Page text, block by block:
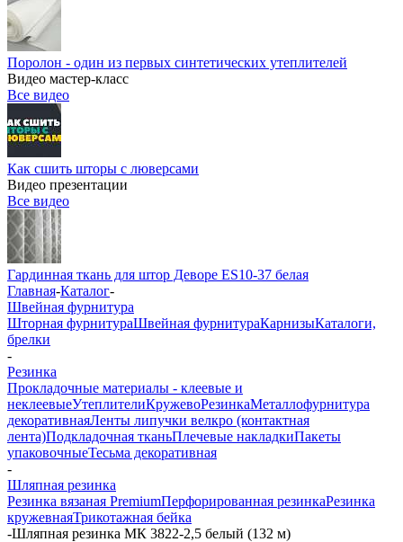
Поролон - один из первых синтетических утеплителей
Видео мастер-класс
Все видео
Как сшить шторы с люверсами
Видео презентации
Все видео
Гардинная ткань для штор Деворе ES10-37 белая
Главная-Каталог-
Швейная фурнитура
Шторная фурнитураШвейная фурнитураКарнизыКаталоги,
брелки
-
Резинка
Прокладочные материалы - клеевые и
неклеевыеУтеплителиКружевоРезинкаМеталлофурнитура
декоративнаяЛенты липучки велкро (контактная
лента)Подкладочная тканьПлечевые накладкиПакеты
упаковочныеТесьма декоративная
-
Шляпная резинка
Резинка вязаная PremiumПерфорированная резинкаРезинка
кружевнаяТрикотажная бейка
-Шляпная резинка МК 3822-2,5 белый (132 м)